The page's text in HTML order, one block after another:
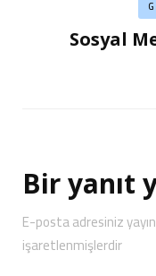
Sosyal
Bir yanıt
E-posta adresiniz
işaretlenmişlerdir